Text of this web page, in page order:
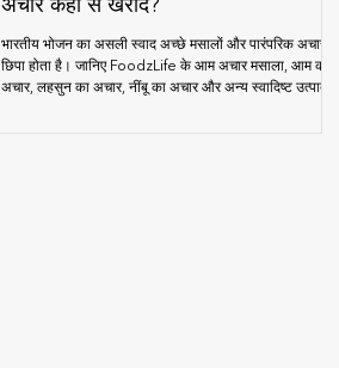
अचार कहाँ से खरीदें?
भारतीय भोजन का असली स्वाद अच्छे मसालों और पारंपरिक अचारों में
छिपा होता है। जानिए FoodzLife के आम अचार मसाला, आम का
अचार, लहसुन का अचार, नींबू का अचार और अन्य स्वादिष्ट उत्पादों के